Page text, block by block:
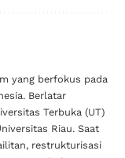
yang berfokus pada
Berlatar
Terbuka (UT)
Riau. Saat
restrukturisasi